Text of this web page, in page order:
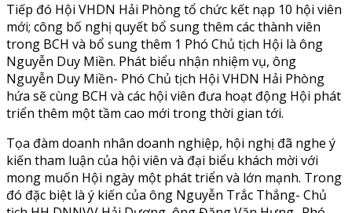
Tiếp đó Hội VHDN Hải Phòng tổ chức kết nạp 10 hội viên
mới; công bố nghị quyết bổ sung thêm các thành viên
trong BCH và bổ sung thêm 1 Phó Chủ tịch Hội là ông
Nguyễn Duy Miền. Phát biểu nhận nhiệm vụ, ông
Nguyễn Duy Miền- Phó Chủ tịch Hội VHDN Hải Phòng
hứa sẽ cùng BCH và các hội viên đưa hoạt động Hội phát
triển thêm một tầm cao mới trong thời gian tới.
Tọa đàm doanh nhân doanh nghiệp, hội nghị đã nghe ý
kiến tham luận của hội viên và đại biểu khách mời với
mong muốn Hội ngày một phát triển và lớn mạnh. Trong
đó đặc biệt là ý kiến của ông Nguyễn Trắc Thắng- Chủ